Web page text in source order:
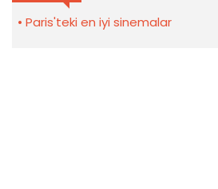
Paris'teki en iyi sinemalar